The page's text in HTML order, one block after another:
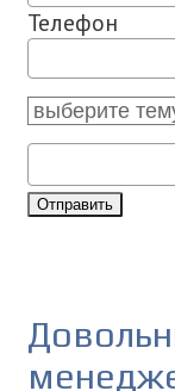
Телефон
Отправить